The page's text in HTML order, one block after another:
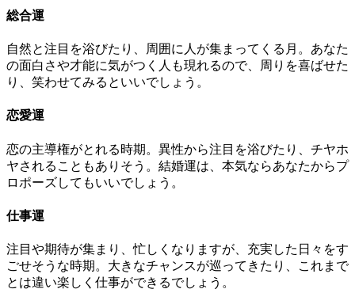
総合運
自然と注目を浴びたり、周囲に人が集まってくる月。あなた
の面白さや才能に気がつく人も現れるので、周りを喜ばせた
り、笑わせてみるといいでしょう。
恋愛運
恋の主導権がとれる時期。異性から注目を浴びたり、チヤホ
ヤされることもありそう。結婚運は、本気ならあなたからプ
ロポーズしてもいいでしょう。
仕事運
注目や期待が集まり、忙しくなりますが、充実した日々をす
ごせそうな時期。大きなチャンスが巡ってきたり、これまで
とは違い楽しく仕事ができるでしょう。